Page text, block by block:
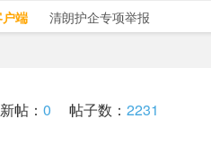
端 清朗护企专项举报
帖： 0 帖子数： 2231